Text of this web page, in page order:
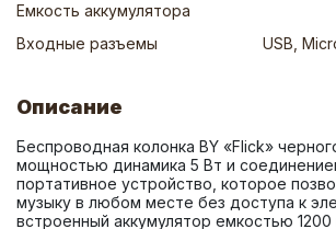
Емкость аккумулятора
Входные разъемы
USB,
Описание
Беспроводная колонка BY «Flick»
мощностью динамика 5 Вт и
портативное устройство, которое
музыку в любом месте без доступа к
встроенный аккумулятор емкостью